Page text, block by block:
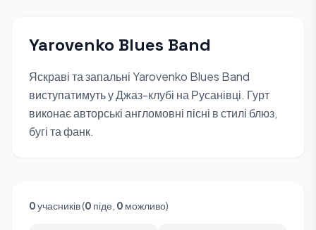
Yarovenko Blues Band
Яскраві та запальні Yarovenko Blues Band
виступатимуть у Джаз-клубі на Русанівці. Гурт
виконає авторські англомовні пісні в стилі блюз,
бугі та фанк.
0учасників (0 піде, 0 можливо)